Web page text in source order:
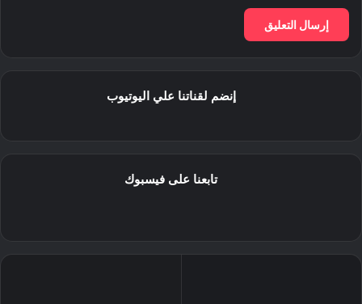
إنضم لقناتنا علي اليوتيوب
تابعنا على فيسبوك